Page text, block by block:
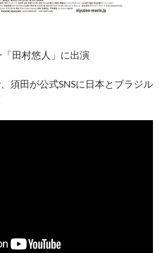
田村悠人」に出演
須田が公式SNSに日本とブラジル